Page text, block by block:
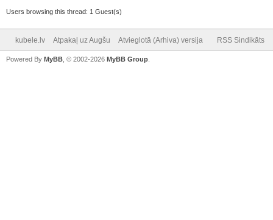
Users browsing this thread: 1 Guest(s)
kubele.lv Atpakaļ uz Augšu Atvieglotā (Arhiva) versija RSS Sindikāts
Powered By MyBB , © 2002-2026 MyBB Group